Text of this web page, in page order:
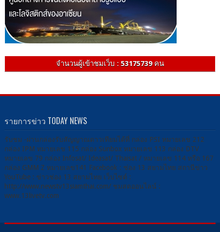
จำนวนผู้เข้าชมเว็บ : 53175739คน
รายการข่าว TODAY NEWS
รับชม -ผ่านกล่องรับสัญญาณดาวเทียมได้ที่ กล่อง PSI หมายเลข 212
กล่อง IPM หมายเลข 115 กล่อง Sunbox หมายเลข 113 กล่อง DTV
หมายเลข 79 กล่อง Infosat/ Ideasat/ Thaisat / หมายเลข 114 หรือ 167
กล่อง GMM Z หมายเลข141 Facebook : ช่อง 13 สยามไทย สถานีข่าว
YouTube : ข่าวช่อง 13 สยามไทย เว็บไซต์ :
http://www.newstv13siamthai.com/ ชมสดออนไลน์ :
www.13livetv.com